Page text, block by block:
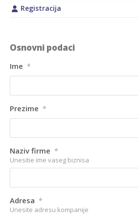
Registracija
Osnovni podaci
Ime *
Prezime *
Naziv firme *
Unesitie ime vaseg biznisa
Adresa *
Unesite adresu kompanije